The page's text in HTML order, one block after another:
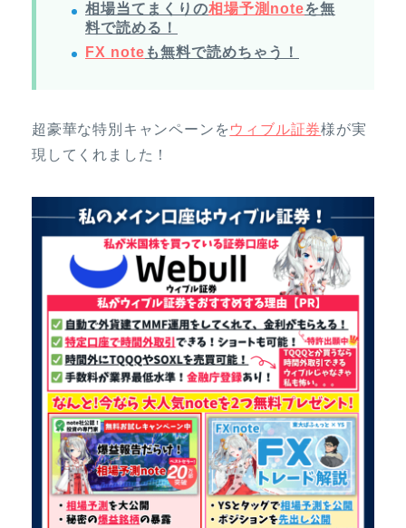
相場当てまくりの相場予測noteを無
料で読める！
FX note も無料で読めちゃう！
超豪華な特別キャンペーンを ウィブル証券様が実
現してくれました！